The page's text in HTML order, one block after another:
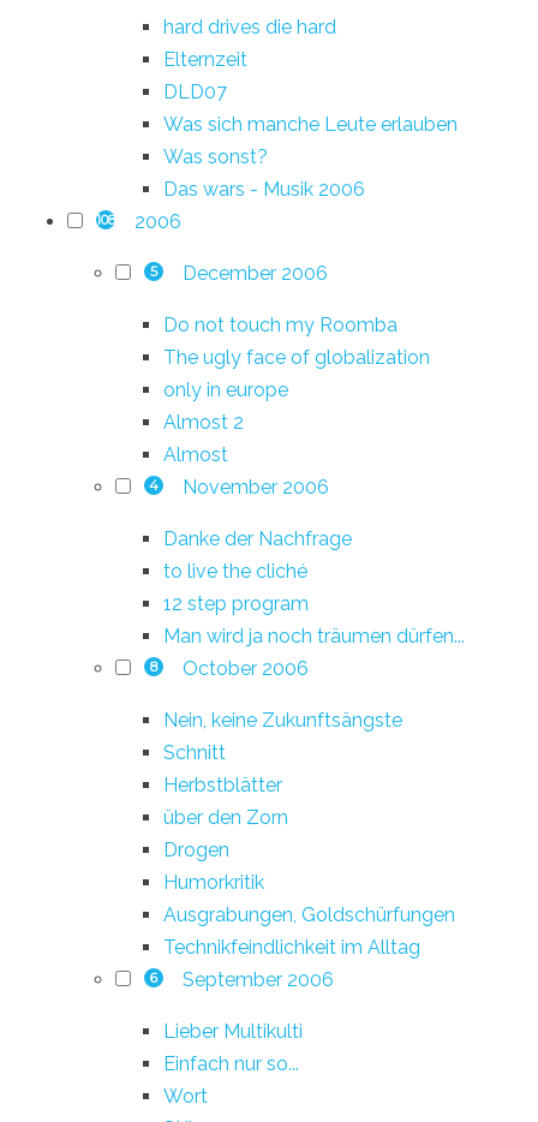
hard drives die hard
Elternzeit
DLD07
Was sich manche Leute erlauben
Was sonst?
Das wars - Musik 2006
108 2006
5 December 2006
Do not touch my Roomba
The ugly face of globalization
only in europe
Almost 2
Almost
4 November 2006
Danke der Nachfrage
to live the cliché
12 step program
Man wird ja noch träumen dürfen...
8 October 2006
Nein, keine Zukunftsängste
Schnitt
Herbstblätter
über den Zorn
Drogen
Humorkritik
Ausgrabungen, Goldschürfungen
Technikfeindlichkeit im Alltag
6 September 2006
Lieber Multikulti
Einfach nur so...
Wort